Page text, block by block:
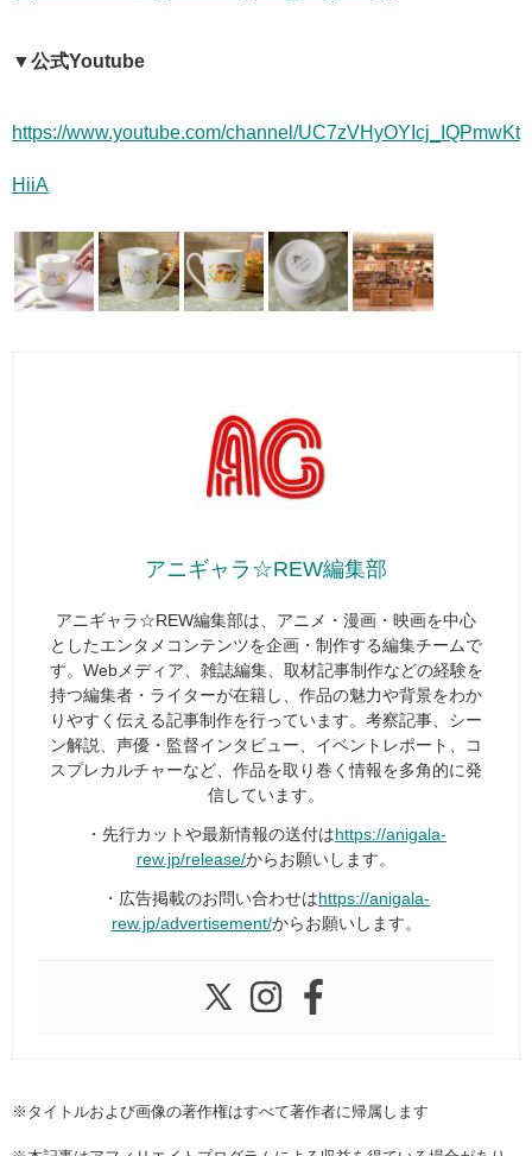
▼公式Youtube
https://www.youtube.com/channel/UC7zVHyOYIcj_IQPmwKt
HiiA
アニギャラ☆REW編集部
アニギャラ☆REW編集部は、アニメ・漫画・映画を中心
としたエンタメコンテンツを企画・制作する編集チームで
す。Webメディア、雑誌編集、取材記事制作などの経験を
持つ編集者・ライターが在籍し、作品の魅力や背景をわか
りやすく伝える記事制作を行っています。考察記事、シー
ン解説、声優・監督インタビュー、イベントレポート、コ
スプレカルチャーなど、作品を取り巻く情報を多角的に発
信しています。
・先行カットや最新情報の送付は https://anigala-
rew.jp/release/からお願いします。
・広告掲載のお問い合わせは https://anigala-
rew.jp/advertisement/からお願いします。
※タイトルおよび画像の著作権はすべて著作者に帰属します